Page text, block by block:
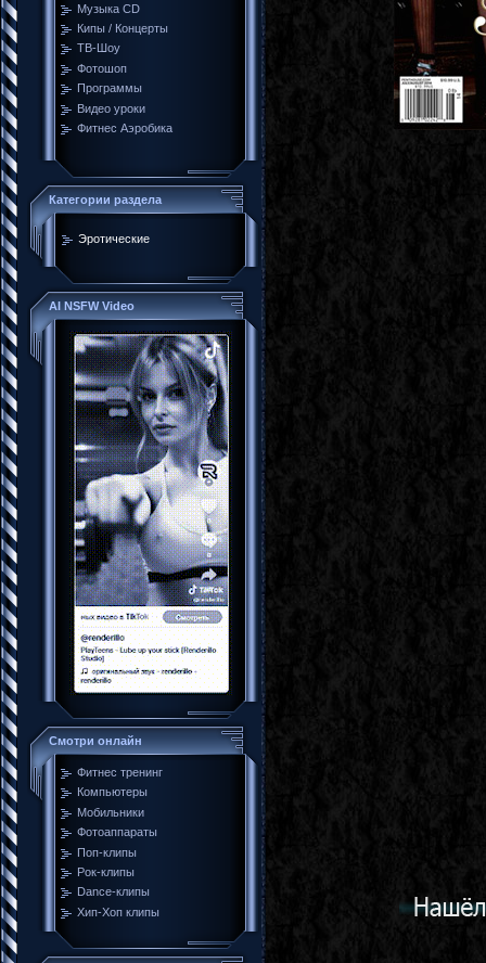
Музыка CD
Кипы / Концерты
ТВ-Шоу
Фотошоп
Программы
Видео уроки
Фитнес Аэробика
Категории раздела
Эротические
AI NSFW Video
Смотри онлайн
Фитнес тренинг
Компьютеры
Мобильники
Фотоаппараты
Поп-клипы
Рок-клипы
Dance-клипы
Хип-Хоп клипы